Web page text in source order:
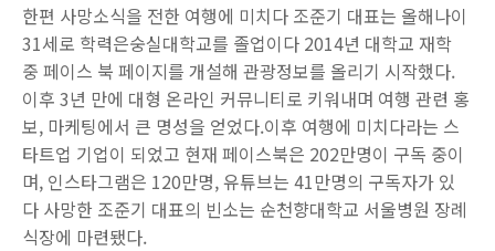
한편 사망소식을 전한 여행에 미치다 조준기 대표는 올해나이
31세로 학력은숭실대학교를 졸업이다 2014년 대학교 재학
중 페이스 북 페이지를 개설해 관광정보를 올리기 시작했다.
이후 3년 만에 대형 온라인 커뮤니티로 키워내며 여행 관련 홍
보, 마케팅에서 큰 명성을 얻었다.이후 여행에 미치다라는 스
타트업 기업이 되었고 현재 페이스북은 202만명이 구독 중이
며, 인스타그램은 120만명, 유튜브는 41만명의 구독자가 있
다 사망한 조준기 대표의 빈소는 순천향대학교 서울병원 장례
식장에 마련됐다.